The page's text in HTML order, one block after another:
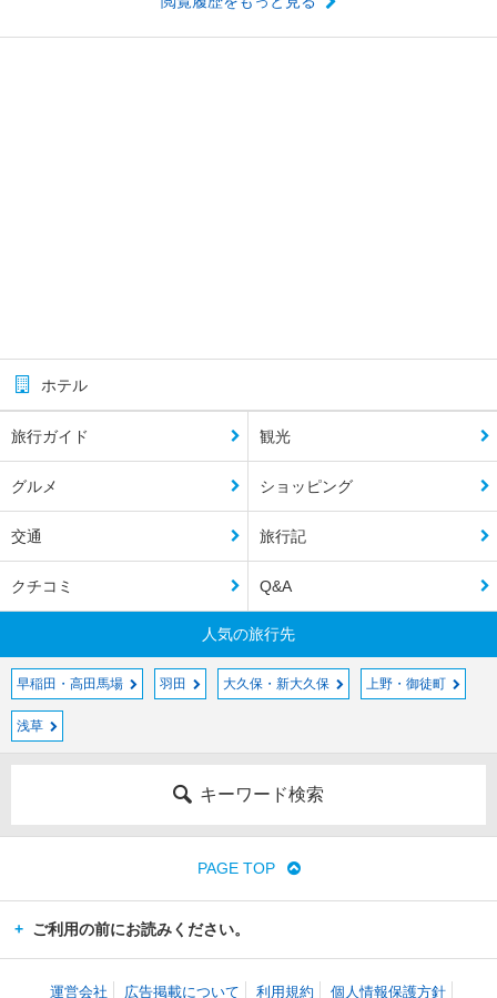
ホテル
旅行ガイド 観光
グルメ ショッピング
交通 旅行記
クチコミ Q&A
人気の旅行先
早稲田・高田馬場 羽田 大久保・新大久保 上野・御徒町
浅草
キーワード検索
PAGE TOP
ご利用の前にお読みください。
運営会社 広告掲載について 利用規約 個人情報保護方針